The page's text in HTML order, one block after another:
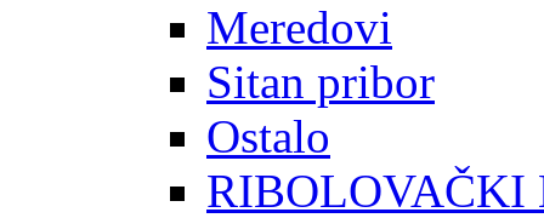
Meredovi
Sitan pribor
Ostalo
RIBOLOVAČKI